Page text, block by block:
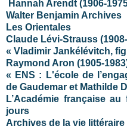
Hannah Arendt (1906-
Walter Benjamin Archives
Les Orientales
Claude Lévi-Strauss
« Vladimir Jankélévitch,
Raymond Aron (1905-
« ENS : L'école de
de Gaudemar et Mathilde
L’Académie française
jours
Archives de la vie